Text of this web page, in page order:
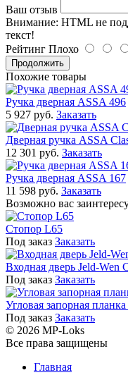
Ваш отзыв
Внимание: HTML не
текст!
Рейтинг Плохо
Продолжить
Похожие товары
Ручка дверная ASSA 496
5 927 руб. Заказать
Дверная ручка ASSA
12 301 руб. Заказать
Ручка дверная ASSA 167
11 598 руб. Заказать
Возможно вас
Стопор L65
Под заказ Заказать
Входная дверь Jeld-Wen
Под заказ Заказать
Угловая запорная
Под заказ Заказать
© 2026 MP-Loks
Все права защищены
Главная